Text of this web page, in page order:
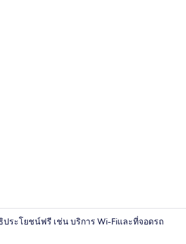
ระโยชน์ฟรี เช่น บริการ Wi-Fiและที่จอดรถ